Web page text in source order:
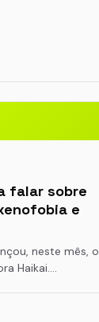
falar sobre
e
neste mês, o
Haikai.…